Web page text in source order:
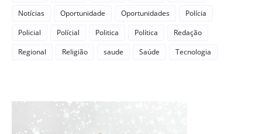
Notícias
Oportunidade Oportunidades
Polícia
Policial
Polícial Politica Política
Redação
Regional
Religião saude Saúde Tecnologia